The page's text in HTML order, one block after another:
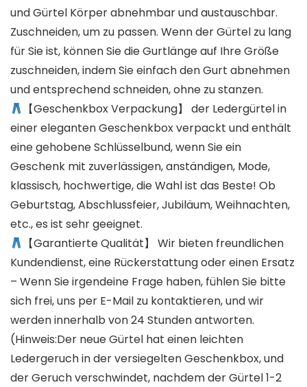
und Gürtel Körper abnehmbar und austauschbar.
Zuschneiden, um zu passen. Wenn der Gürtel zu lang
für Sie ist, können Sie die Gurtlänge auf Ihre Größe
zuschneiden, indem Sie einfach den Gurt abnehmen
und entsprechend schneiden, ohne zu stanzen.
【Geschenkbox Verpackung】 der Ledergürtel in
einer eleganten Geschenkbox verpackt und enthält
eine gehobene Schlüsselbund, wenn Sie ein
Geschenk mit zuverlässigen, anständigen, Mode,
klassisch, hochwertige, die Wahl ist das Beste! Ob
Geburtstag, Abschlussfeier, Jubiläum, Weihnachten,
etc., es ist sehr geeignet.
【Garantierte Qualität】 Wir bieten freundlichen
Kundendienst, eine Rückerstattung oder einen Ersatz
– Wenn Sie irgendeine Frage haben, fühlen Sie bitte
sich frei, uns per E-Mail zu kontaktieren, und wir
werden innerhalb von 24 Stunden antworten.
(Hinweis:Der neue Gürtel hat einen leichten
Ledergeruch in der versiegelten Geschenkbox, und
der Geruch verschwindet, nachdem der Gürtel 1-2